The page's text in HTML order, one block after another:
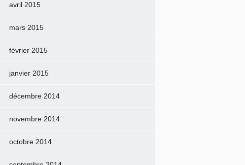
avril 2015
mars 2015
février 2015
janvier 2015
décembre 2014
novembre 2014
octobre 2014